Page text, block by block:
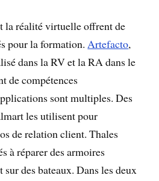
la réalité virtuelle offrent de
pour la formation.Artefacto,
dans la RV et la RA dans le
de compétences
sont multiples. Des
les utilisent pour
de relation client. Thales
à réparer des armoires
des bateaux. Dans les deux